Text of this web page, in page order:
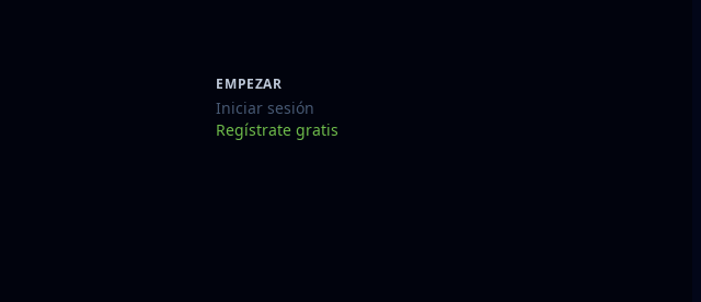
EMPEZAR
Iniciar sesión
Regístrate gratis